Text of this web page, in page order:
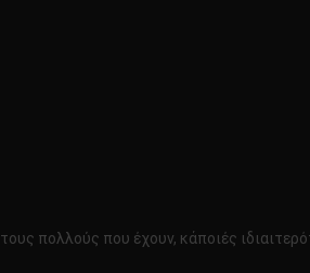
πολλούς που έχουν, κάποιές